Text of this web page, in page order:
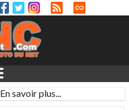
En savoir plus...